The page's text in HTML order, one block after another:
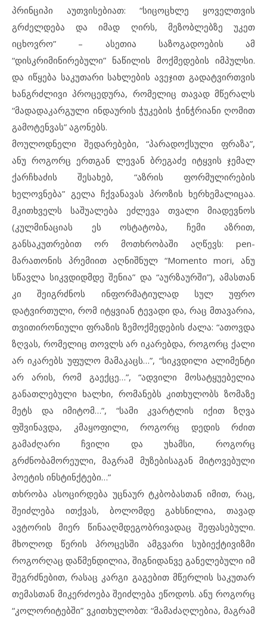
პრინციპი აუთვისებიათ: “სიცოცხლე ყოველთვის
გრძელდება და იმად ღირს, მეზობლებზე უკეთ
იცხოვრო” – ასეთია საზოგადოების ამ
“დისკრიმინირებული” ნაწილის მოქმედების იმპულსი.
და იწყება საკუთარი სახლების ავეჯით გადატვირთვის
ხანგრძლივი პროცედურა, რომელიც თავად მწერალს
“მადადაკარგული ინდაურის ჭუკების ჭინჭრიანი ღომით
გამოტენვას” აგონებს.
მოულოდნელი შედარებები, “პარადოქსული ფრაზა”,
ანუ როგორც ერთგან ლევან ბრეგაძე იტყვის ჯემალ
ქარჩხაძის შესახებ, “აზრის ფორმულირების
ხელოვნება” გელა ჩქვანავას პროზის ხერხემალიცაა.
მკითხველს საშუალება ეძლევა თვალი მიადევნოს
(კულმინაციას ეს ოსტატობა, ჩემი აზრით,
განსაკუთრებით ორ მოთხრობაში აღწევს: pen-
მარათონის პრემიით აღნიშნულ “Momento mori, ანუ
სწავლა სიკვდიდმდე შენია” და “აურზაურში”), ამასთან
კი შეიგრძნოს ინფორმატიულად სულ უფრო
დატვირთული, რომ იტყვიან ტევადი და, რაც მთავარია,
თვითირონიული ფრაზის ზემოქმედების ძალა: “ათოვდა
ზღვას, რომელიც თოვლს არ იკარებდა, როგორც ქალი
არ იკარებს უფულო მამაკაცს…”, “სიკვდილი ალიმენტი
არ არის, რომ გაექცე…”, “ადვილი მოსატყუებელია
განათლებული ხალხი, რომანებს კითხულობს ზომაზე
მეტს და იმიტომ…”, “სამი კვარტლის იქით ზღვა
ფშვინავდა, კმაყოფილი, როგორც დედის რძით
გამაძღარი ჩვილი და უხამსი, როგორც
გრძნობამორეული, მაგრამ მუზებისაგან მიტოვებული
პოეტის ინსტინქტები…”
თხრობა ასოცირდება უცნაურ ტკბობასთან იმით, რაც,
შეიძლება ითქვას, ბოლომდე გახსნილია, თავად
ავტორის მიერ წინააღმდეგობრივადაც შეფასებული.
მხოლოდ წერის პროცესში ამგვარი სუბიექტივიზმი
როგორღაც დაწმენდილია, შიგნიდანვე განელებული იმ
შეგრძნებით, რასაც კარგი გაგებით მწერლის საკუთარ
თემასთან მიკერძოება შეიძლება ეწოდოს. ანუ როგორც
“კოლორიტებში” ვკითხულობთ: “მამაძაღლებია, მაგრამ